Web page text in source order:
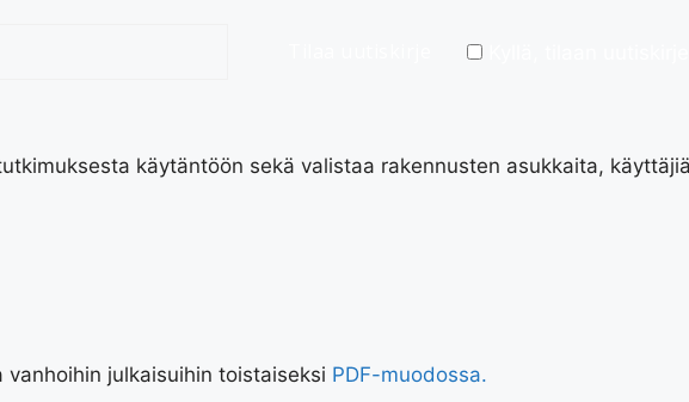
käytäntöön sekä valistaa rakennusten asukkaita,
julkaisuihin toistaiseksi PDF-muodossa.